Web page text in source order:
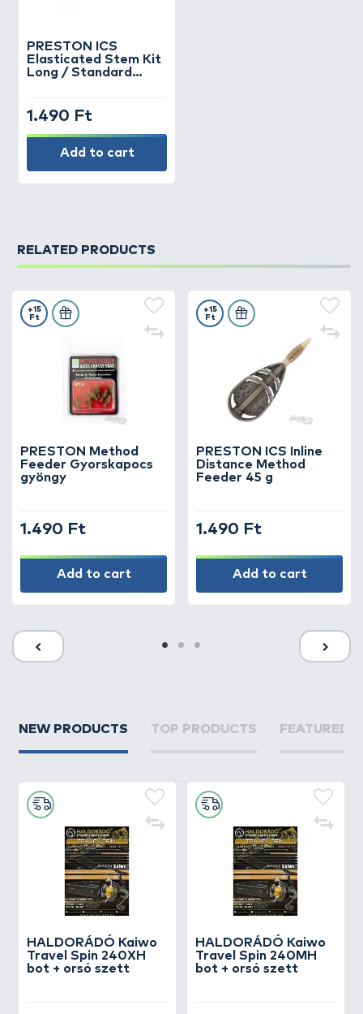
PRESTON
ICS
Elasticated Stem Kit
Long / Standard
1.490 Ft
Add to cart
RELATED PRODUCTS
PRESTON Method
Feeder Gyorskapocs
gyöngy
+15
Ft
1.490 Ft
Add to cart
PRESTON ICS Inline
Distance Method
Feeder 45 g
+15
Ft
1.490 Ft
Add to cart
NEW PRODUCTS TOP PRODUCTS FEATURED
HALDORÁDÓ Kaiwo
Travel Spin 240XH
bot + orsó szett
HALDORÁDÓ Kaiwo
Travel Spin 240MH
bot + orsó szett